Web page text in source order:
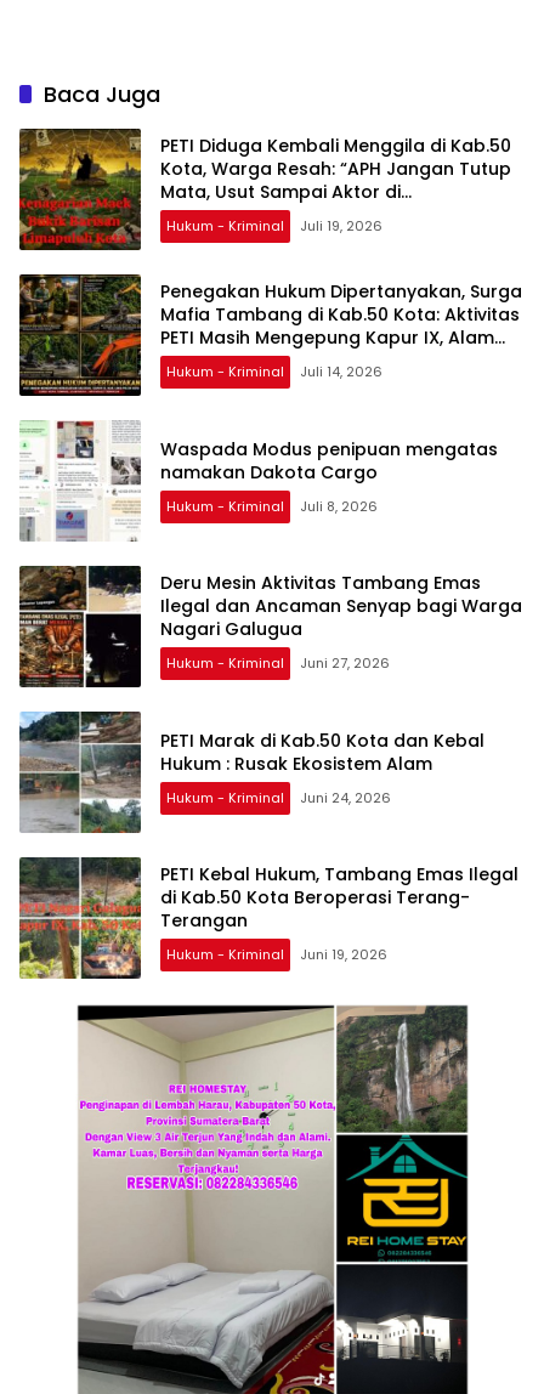
Baca Juga
PETI Diduga Kembali Menggila di Kab.50
Kota, Warga Resah: “APH Jangan Tutup
Mata, Usut Sampai Aktor di
Belakangnya”
Hukum - Kriminal Juli 19, 2026
Penegakan Hukum Dipertanyakan, Surga
Mafia Tambang di Kab.50 Kota: Aktivitas
PETI Masih Mengepung Kapur IX, Alam
Rusak
Hukum - Kriminal Juli 14, 2026
Waspada Modus penipuan mengatas
namakan Dakota Cargo
Hukum - Kriminal Juli 8, 2026
Deru Mesin Aktivitas Tambang Emas
Ilegal dan Ancaman Senyap bagi Warga
Nagari Galugua
Hukum - Kriminal Juni 27, 2026
PETI Marak di Kab.50 Kota dan Kebal
Hukum : Rusak Ekosistem Alam
Hukum - Kriminal Juni 24, 2026
PETI Kebal Hukum, Tambang Emas Ilegal
di Kab.50 Kota Beroperasi Terang-
Terangan
Hukum - Kriminal Juni 19, 2026